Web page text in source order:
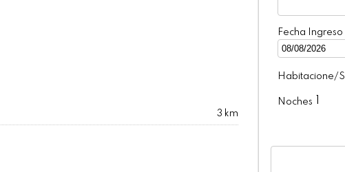
3 km
Fecha Ingreso
Habitacione/s
Noches